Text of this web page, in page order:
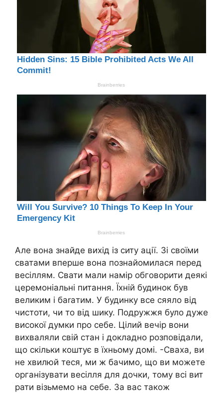
Але вона знайде вихід із ситу ації. Зі своїми
сватами вперше вона познайомилася перед
весіллям. Свати мали намір обговорити деякі
церемоніальні питання. Їхній будинок був
великим і баraтим. У будинку все сяяло від
чистоти, чи то від шику. Подружжя було дуже
високої думки про себе. Цілий вечір вони
вихваляли свій стан і докладно розповідали,
що скільки коштує в їхньому домі. -Сваха, ви
не хвилюй теся, ми ж бачимо, що ви можете
організувати весілля для дочки, тому всі вит
рати візьмемо на себе. За вас також